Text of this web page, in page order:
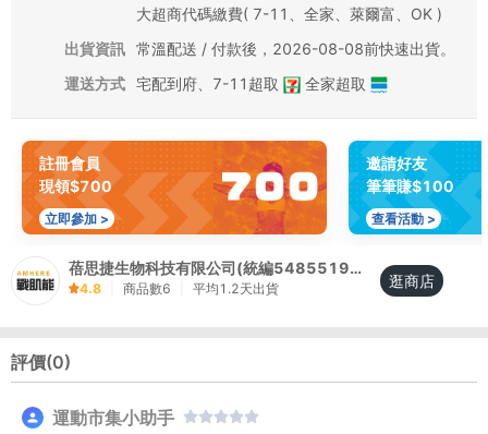
大超商代碼繳費( 7-11、全家、萊爾富、OK )
出貨資訊 常溫配送 / 付款後，2026-08-08前快速出貨。
運送方式 宅配到府 7-11超取 全家超取
註冊會員
現領$700
立即參加 >
邀請好友
筆筆賺$100
查看活動 >
蓓思捷生物科技有限公司(統編54855192)｜AMHERE戰肌能｜品牌直營
4.8 商品數6 平均 1.2天出貨 逛商店
評價(0)
運動市集小助手